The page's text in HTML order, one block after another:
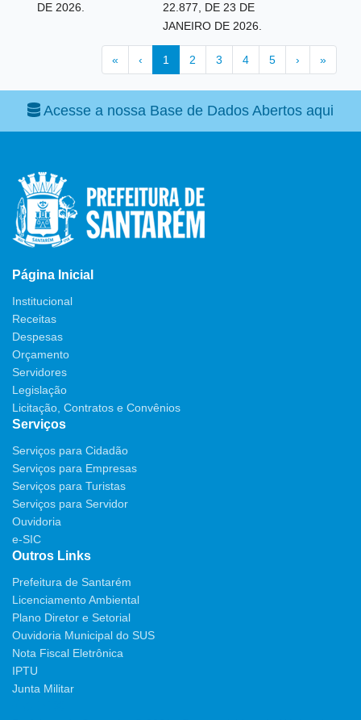
DE 2026.
22.877, DE 23 DE
JANEIRO DE 2026.
« ‹ 1 2 3 4 5 › »
Acesse a nossa Base de Dados Abertos aqui
Página Inicial
Institucional
Receitas
Despesas
Orçamento
Servidores
Legislação
Licitação, Contratos e Convênios
Serviços
Serviços para Cidadão
Serviços para Empresas
Serviços para Turistas
Serviços para Servidor
Ouvidoria
e-SIC
Outros Links
Prefeitura de Santarém
Licenciamento Ambiental
Plano Diretor e Setorial
Ouvidoria Municipal do SUS
Nota Fiscal Eletrônica
IPTU
Junta Militar